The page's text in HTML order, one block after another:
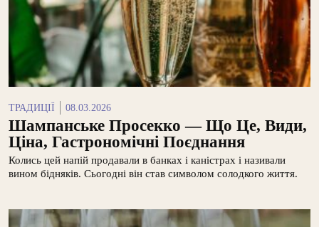
ТРАДИЦІЇ 08.03.2026
Шампанське Просекко — Що Це, Види,
Ціна, Гастрономічні Поєднання
Колись цей напій продавали в банках і каністрах і називали
вином бідняків. Сьогодні він став символом солодкого життя.